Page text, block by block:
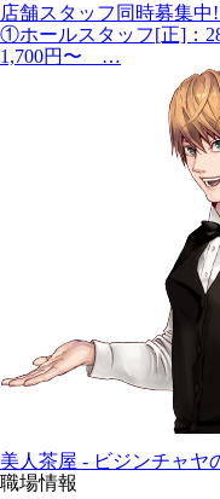
店舗スタッフ同時募集中
①ホールスタッフ[正]：
1,700円〜 …
美人茶屋 - ビジンチャヤ
職場情報